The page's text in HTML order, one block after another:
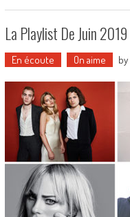
La Playlist De Juin 2019
En écoute On aime by